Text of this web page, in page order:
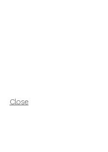
Close